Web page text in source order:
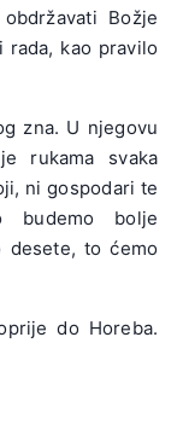
Božje
kao pravilo
zna. U njegovu
rukama svaka
ni gospodari te
budemo bolje
desete, to ćemo
do Horeba.